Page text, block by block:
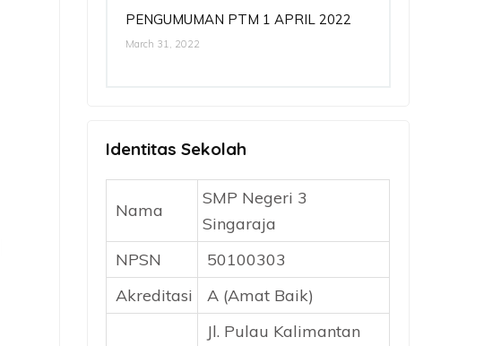
PENGUMUMAN PTM 1 APRIL 2022
March 31, 2022
Identitas Sekolah
Nama
SMP Negeri 3
Singaraja
NPSN
50100303
Akreditasi
A (Amat Baik)
Jl. Pulau Kalimantan